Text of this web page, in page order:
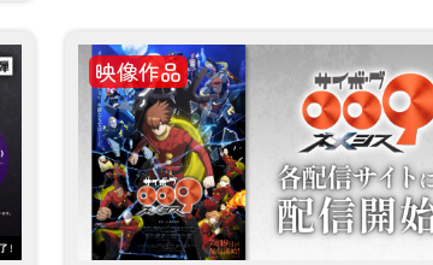
映像作品